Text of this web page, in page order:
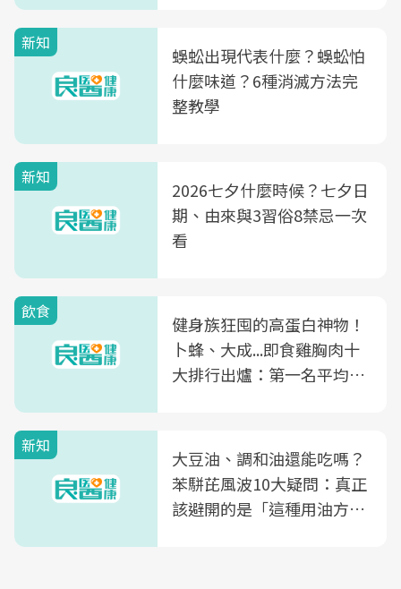
新知
蜈蚣出現代表什麼？蜈蚣怕
什麼味道？6種消滅方法完
整教學
新知
2026七夕什麼時候？七夕日
期、由來與3習俗8禁忌一次
看
飲食
健身族狂囤的高蛋白神物！
卜蜂、大成...即食雞胸肉十
大排行出爐：第一名平均一
新知
大豆油、調和油還能吃嗎？
苯駢芘風波10大疑問：真正
該避開的是「這種用油方